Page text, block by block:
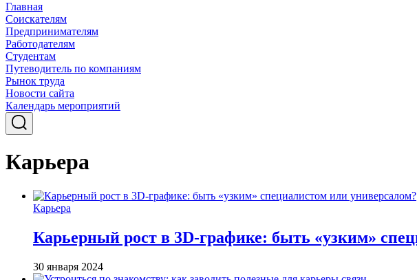
Главная
Соискателям
Предпринимателям
Работодателям
Студентам
Путеводитель по компаниям
Рынок труда
Новости сайта
Календарь мероприятий
Карьера
Карьера
Карьерный рост в 3D-графике: быть «узким»
30 января 2024